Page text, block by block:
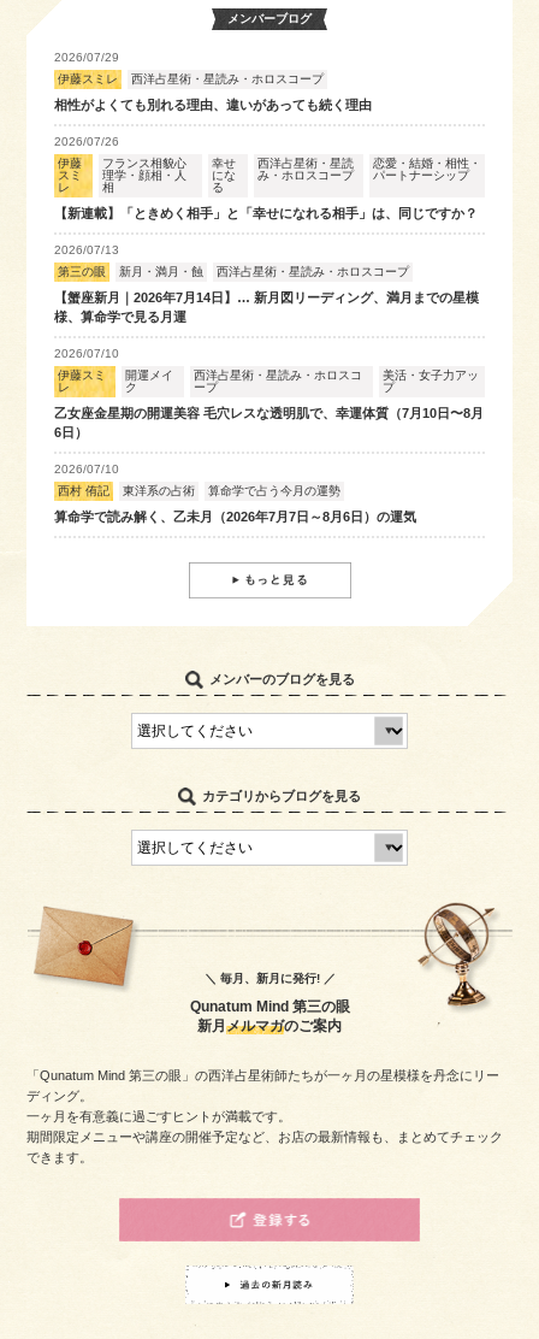
メンバーブログ
2026/07/29
伊藤スミレ
西洋占星術・星読み・ホロスコープ
相性がよくても別れる理由、違いがあっても続く理由
2026/07/26
伊藤
スミ
レ
フランス相貌心
理学・顔相・人
相
幸せ
にな
る
西洋占星術・星読
み・ホロスコープ
恋愛・結婚・相性・
パートナーシップ
【新連載】「ときめく相手」と「幸せになれる相手」は、同じですか？
2026/07/13
第三の眼
新月・満月・蝕 西洋占星術・星読み・ホロスコープ
【蟹座新月｜2026年7月14日】… 新月図リーディング、満月までの星模
様、算命学で見る月運
2026/07/10
伊藤スミ
レ
開運メイ
ク
西洋占星術・星読み・ホロスコ
ープ
美活・女子力アッ
プ
乙女座金星期の開運美容 毛穴レスな透明肌で、幸運体質（7月10日〜8月
6日）
2026/07/10
西村 侑記
東洋系の占術 算命学で占う今月の運勢
算命学で読み解く、乙未月（2026年7月7日～8月6日）の運気
メンバーのブログを見る
カテゴリからブログを見る
＼ 毎月、新月に発行! ／
Qunatum Mind 第三の眼
新月メルマガのご案内
「Qunatum Mind 第三の眼」の西洋占星術師たちが一ヶ月の星模様を丹念にリー
ディング。
一ヶ月を有意義に過ごすヒントが満載です。
期間限定メニューや講座の開催予定など、お店の最新情報も、まとめてチェック
できます。